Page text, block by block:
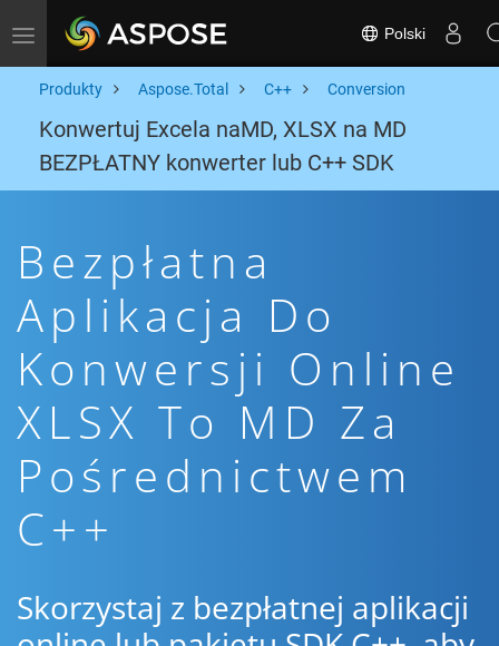
Toggle navigation Polski
Produkty Aspose.Total C++ Conversion
Konwertuj Excela naMD, XLSX na MD
BEZPŁATNY konwerter lub C++ SDK
Bezpłatna
Aplikacja Do
Konwersji Online
XLSX To MD Za
Pośrednictwem
C++
Skorzystaj z bezpłatnej aplikacji